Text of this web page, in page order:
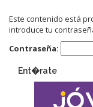
Este contenido está
introduce tu
Contraseña:
Ent�rate